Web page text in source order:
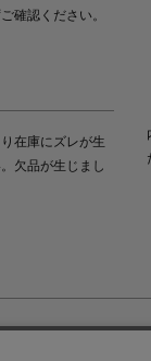
確認ください。
在庫にズレが生
欠品が生じまし